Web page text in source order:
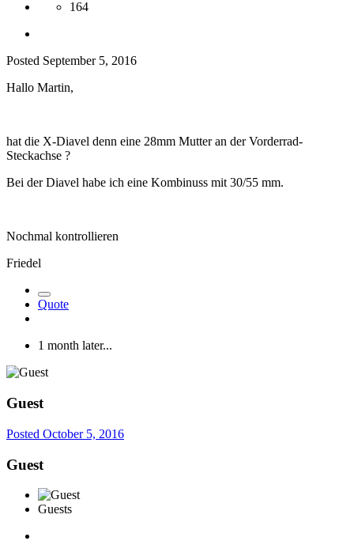
164
Posted September 5, 2016
Hallo Martin,
hat die X-Diavel denn eine 28mm Mutter an der Vorderrad-
Steckachse ?
Bei der Diavel habe ich eine Kombinuss mit 30/55 mm.
Nochmal kontrollieren
Friedel
Quote
1 month later...
Guest
Posted October 5, 2016
Guest
Guests